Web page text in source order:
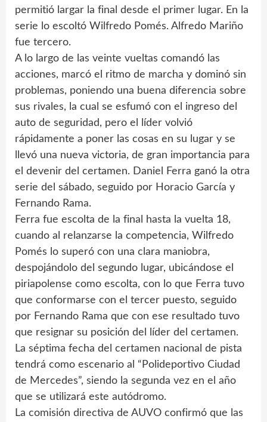
permitió largar la final desde el primer lugar. En la
serie lo escoltó Wilfredo Pomés. Alfredo Mariño
fue tercero.
A lo largo de las veinte vueltas comandó las
acciones, marcó el ritmo de marcha y dominó sin
problemas, poniendo una buena diferencia sobre
sus rivales, la cual se esfumó con el ingreso del
auto de seguridad, pero el líder volvió
rápidamente a poner las cosas en su lugar y se
llevó una nueva victoria, de gran importancia para
el devenir del certamen. Daniel Ferra ganó la otra
serie del sábado, seguido por Horacio García y
Fernando Rama.
Ferra fue escolta de la final hasta la vuelta 18,
cuando al relanzarse la competencia, Wilfredo
Pomés lo superó con una clara maniobra,
despojándolo del segundo lugar, ubicándose el
piriapolense como escolta, con lo que Ferra tuvo
que conformarse con el tercer puesto, seguido
por Fernando Rama que con ese resultado tuvo
que resignar su posición del líder del certamen.
La séptima fecha del certamen nacional de pista
tendrá como escenario al “Polideportivo Ciudad
de Mercedes”, siendo la segunda vez en el año
que se utilizará este autódromo.
La comisión directiva de AUVO confirmó que las